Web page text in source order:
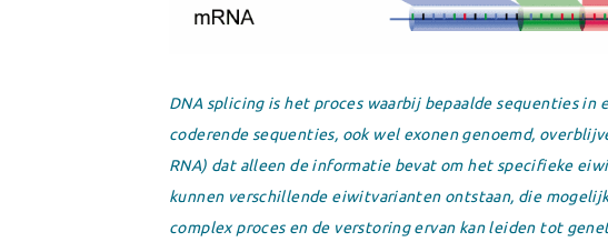
DNA splicing is het proces waarbij bepaalde sequenties
coderende sequenties, ook wel exonen genoemd,
RNA) dat alleen de informatie bevat om het specifieke
kunnen verschillende eiwitvarianten ontstaan, die
complex proces en de verstoring ervan kan leiden tot